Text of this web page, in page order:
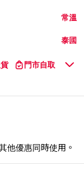
常溫
泰國
門市自取
他優惠同時使用。​